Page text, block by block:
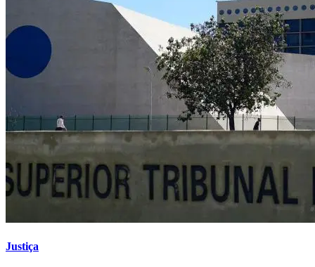
Justiça